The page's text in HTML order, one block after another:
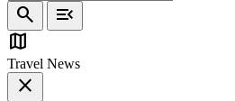
search
menu_open
map
Travel News
close